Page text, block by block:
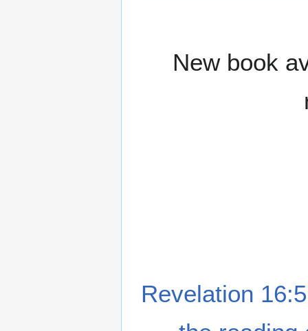
New book
Revelation